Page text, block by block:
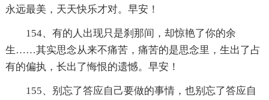
永远最美，天天快乐才对。早安！
154、有的人出现只是刹那间，却惊艳了你的余
生……其实思念从来不痛苦，痛苦的是思念里，生出了占
有的偏执，长出了悔恨的遗憾。早安！
155、别忘了答应自己要做的事情，也别忘了答应自